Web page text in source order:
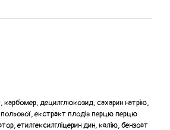
карбомер, децилглюкозид, сахарин натрію,
польової, екстракт плодів перцю перцю
етилгексилгліцерин дин, калію, бензоат